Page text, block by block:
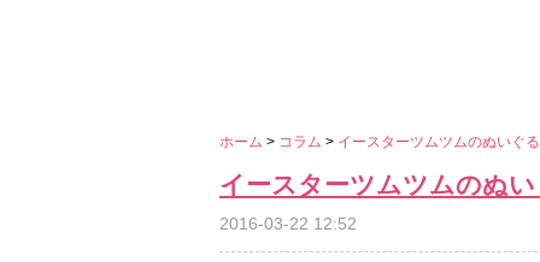
ホーム > コラム > イースターツムツムのぬいぐ
イースターツムツムのぬ
2016-03-22 12:52